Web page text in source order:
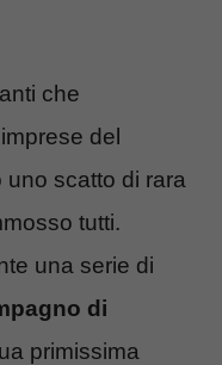
che
del
uno scatto di rara
tutti.
una serie di
di
primissima